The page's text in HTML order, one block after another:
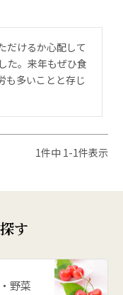
だけるか心配して
た。来年もぜひ食
も多いことと存じ
1件中 1 -1件表示
す
野菜